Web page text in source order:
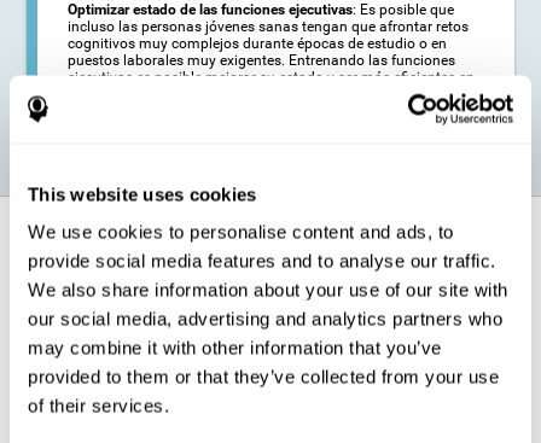
This website uses cookies
We use cookies to personalise content and ads, to
provide social media features and to analyse our traffic.
We also share information about your use of our site with
our social media, advertising and analytics partners who
may combine it with other information that you’ve
provided to them or that they’ve collected from your use
of their services.
Optimizar estado de las funciones ejecutivas: Es posible que
incluso las personas jóvenes sanas tengan que afrontar retos
cognitivos muy complejos durante épocas de estudio o en
puestos laborales muy exigentes. Entrenando las funciones
ejecutivas es posible mejorar su estado y ser más eficientes en
¿Cómo fortalece la función cognitiva?
El entrenamiento para las funciones ejecutivas deCogniFit pondrá a
prueba nuestras capacidades cognitivas a través de sencillas
actividades online. Para completar exitosamente estas tareas,
tendremos que realizar unesfuerzo creciente relacionado con
Las áreas de nuestro cerebro implicadas en las funciones ejecutivas
van a ser estimuladas como consecuencia del programa de